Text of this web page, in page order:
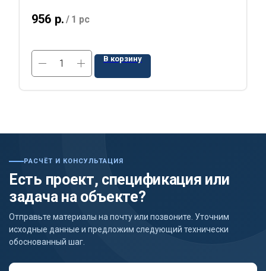
956 р. / 1 pc
В корзину
РАСЧЁТ И КОНСУЛЬТАЦИЯ
Есть проект, спецификация или
задача на объекте?
Отправьте материалы на почту или позвоните. Уточним
исходные данные и предложим следующий технически
обоснованный шаг.